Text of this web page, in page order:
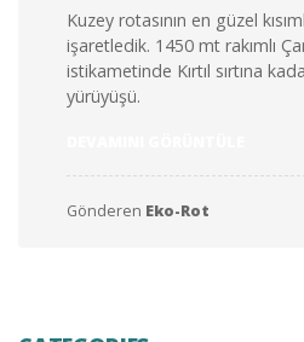
Kuzey rotasının en güzel
işaretledik. 1450 mt rakımlı
istikametinde Kırtıl sırtına
yürüyüşü.
EN
GÜZEL
Gönderen Eko-Rot